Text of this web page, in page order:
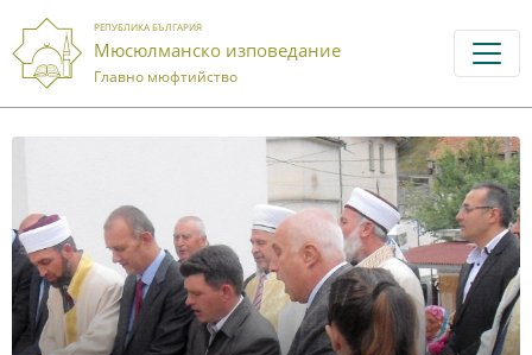
РЕПУБЛИКА БЪЛГАРИЯ
Мюсюлманско изповедание
Главно мюфтийство